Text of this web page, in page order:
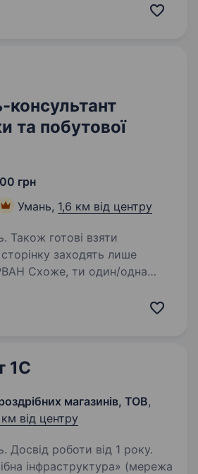
та побутової
грн
Умань, 1,6 км від центру
Також готові взяти
одна
гаджетах та сервісах
1С
магазинів, ТОВ,
від центру
Досвід роботи від 1 року.
інфраструктура» (мережа